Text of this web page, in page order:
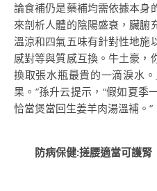
論食補仍是藥補均需依據本身
來剖析人體的陰陽盛衰，臟腑
溫涼和四氣五味有針對性地施
感對等與質感互換。牛土豪，
換取張水瓶最貴的一滴淚水
果。”孫升云提示，“假如夏季
恰當煲當回生姜羊肉湯溫補。”
防病保健:搓腰適當可護腎